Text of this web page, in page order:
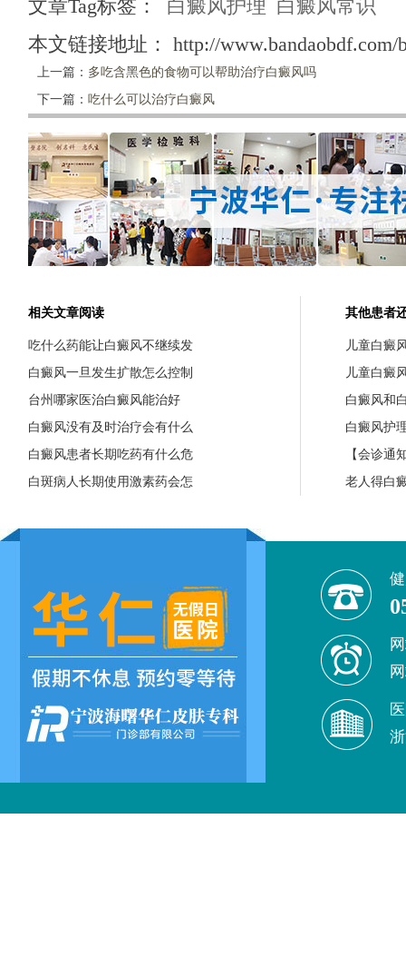
文章Tag标签： 白癜风护理 白癜风常识
本文链接地址： http://www.bandaobdf.com/
上一篇： 多吃含黑色的食物可以帮助治疗白癜风吗
下一篇： 吃什么可以治疗白癜风
相关文章阅读
吃什么药能让白癜风不继续发
白癜风一旦发生扩散怎么控制
台州哪家医治白癜风能治好
白癜风没有及时治疗会有什么
白癜风患者长期吃药有什么危
白斑病人长期使用激素药会怎
其他患者
儿童白癜
儿童白癜
白癜风和
白癜风护
【会诊通
老人得白